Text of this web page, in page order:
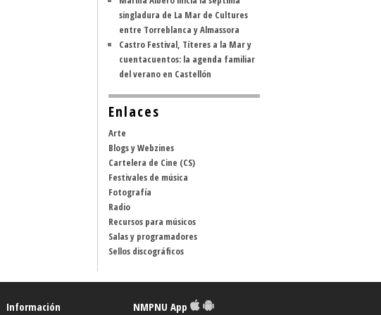
singladura de La Mar de Cultures
entre Torreblanca y Almassora
Castro Festival, Títeres a la Mar y
cuentacuentos: la agenda familiar
del verano en Castellón
Enlaces
Arte
Blogs y Webzines
Cartelera de Cine (CS)
Festivales de música
Fotografía
Radio
Recursos para músicos
Salas y programadores
Sellos discográficos
Información NMPNU App